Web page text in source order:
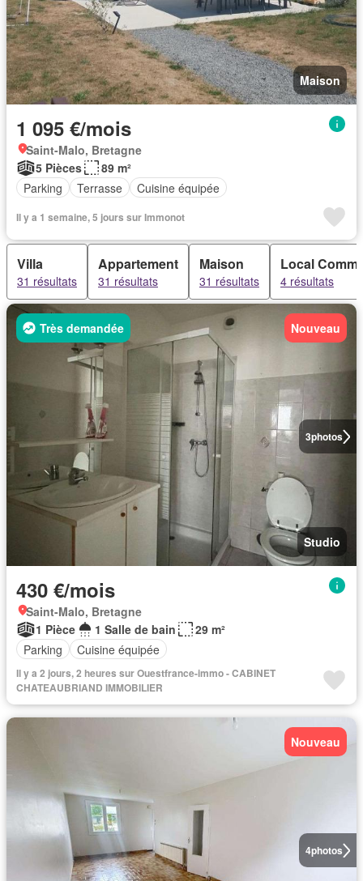
Maison
1 095 €/mois
Saint-Malo, Bretagne
5 Pièces
89 m²
Parking
Terrasse Cuisine équipée
Il y a 1 semaine, 5 jours sur Immonot
Villa
31 résultats
Appartement
31 résultats
Maison
31 résultats
Local
4 résultats
3photos
Très demandée Nouveau
Studio
430 €/mois
Saint-Malo, Bretagne
1 Pièce
1 Salle de bain
29 m²
Parking
Cuisine équipée
Il y a 2 jours, 2 heures sur Ouestfrance-immo - CABINET
CHATEAUBRIAND IMMOBILIER
4photos
Nouveau